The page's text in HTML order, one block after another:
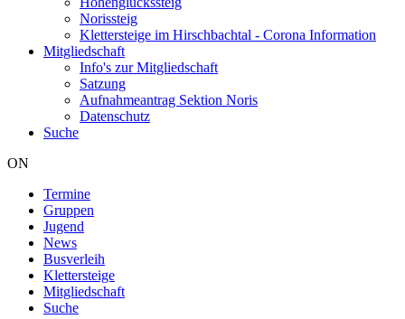
Norissteig
Klettersteige im Hirschbachtal - Corona Information
Mitgliedschaft
Info's zur Mitgliedschaft
Satzung
Aufnahmeantrag Sektion Noris
Datenschutz
Suche
ON
Hauptnavigation
Termine
Gruppen
Jugend
News
Busverleih
Klettersteige
Mitgliedschaft
Suche